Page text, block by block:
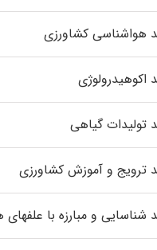
هواشناسی کشاورزی
اکوهیدرولوژی
تولیدات گیاهی
ترویج و آموزش کشاورزی
شناسایی و مبارزه با علفهای